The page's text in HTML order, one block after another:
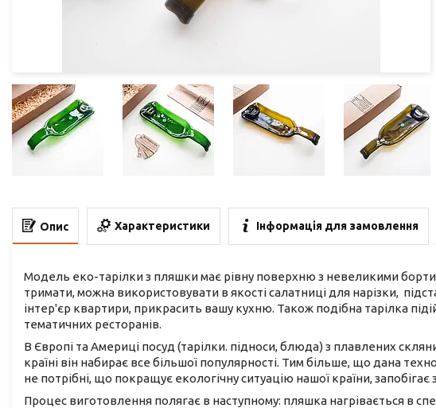
Опис Характеристики Інформація для замовлення
Модель еко-тарілки з пляшки має рівну поверхню з невеликими
тримати, можна використовувати в якості салатниці для нарізки,
інтер'єр квартири, прикрасить вашу кухню. Також подібна тарілка
тематичних ресторанів.
В Європі та Америці посуд (тарілки. підноси, блюда) з плавлених
країні він набирає все більшої популярності. Тим більше, що дана
не потрібні, що покращує екологічну ситуацію нашої країни,
Процес виготовлення полягає в наступному: пляшка нагрівається в